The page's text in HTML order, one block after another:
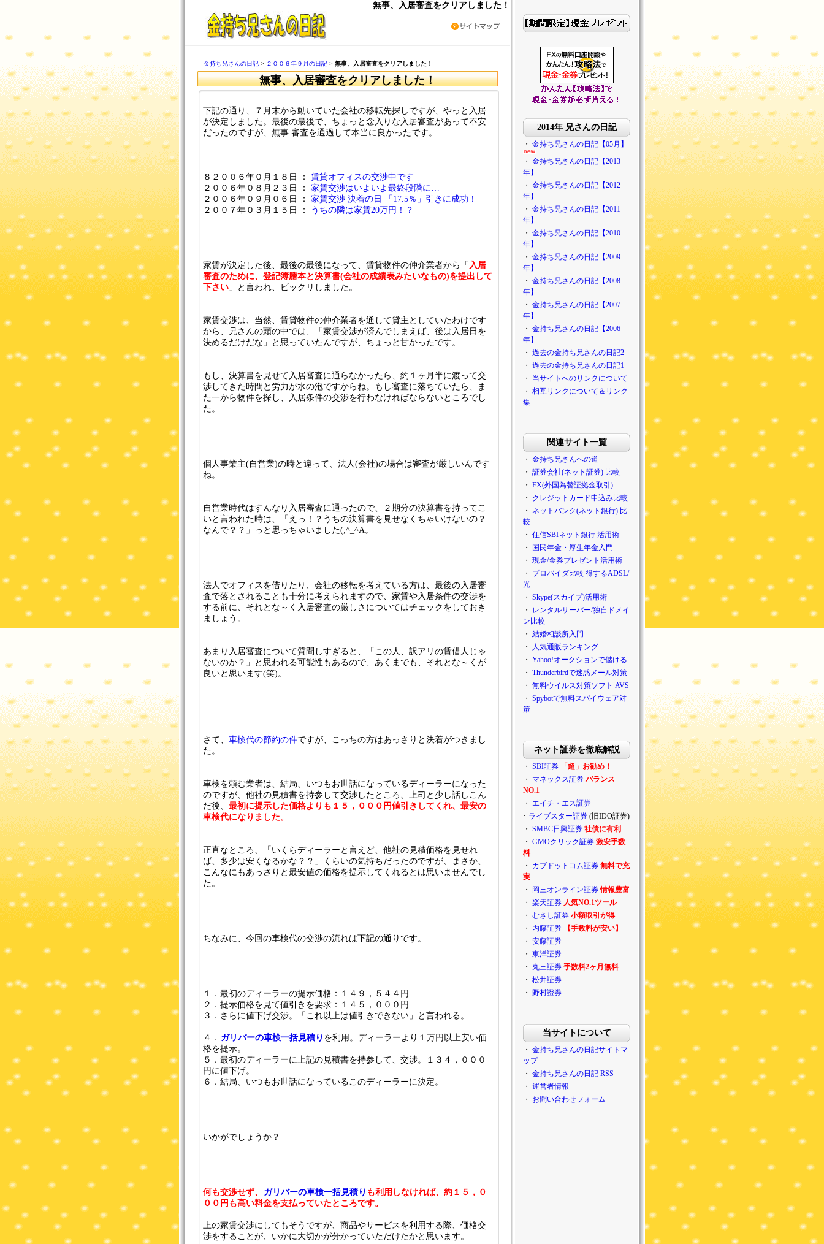
無事、入居審査をクリアしました！
金持ち兄さんの日記 > ２００６年９月の日記 > 無事、入居審査をクリアしました！
無事、入居審査をクリアしました！
下記の通り、７月末から動いていた会社の移転先探しですが、やっと入居
が決定しました。最後の最後で、ちょっと念入りな入居審査があって不安
だったのですが、無事 審査を通過して本当に良かったです。
８２００６年０月１８日 ： 賃貸オフィスの交渉中です
２００６年０８月２３日 ： 家賃交渉はいよいよ最終段階に…
２００６年０９月０６日 ： 家賃交渉 決着の日 「17.5％」引きに成功！
２００７年０３月１５日 ：
うちの隣は家賃20万円！？
家賃が決定した後、最後の最後になって、賃貸物件の仲介業者から「 入居
審査のために、登記簿謄本と決算書(会社の成績表みたいなもの)を提出して
下さい」と言われ、ビックリしました。
家賃交渉は、当然、賃貸物件の仲介業者を通して貸主としていたわけです
から、兄さんの頭の中では、「家賃交渉が済んでしまえば、後は入居日を
決めるだけだな」と思っていたんですが、ちょっと甘かったです。
もし、決算書を見せて入居審査に通らなかったら、約１ヶ月半に渡って交
渉してきた時間と労力が水の泡ですからね。もし審査に落ちていたら、ま
た一から物件を探し、入居条件の交渉を行わなければならないところでし
た。
個人事業主(自営業)の時と違って、法人(会社)の場合は審査が厳しいんです
ね。
自営業時代はすんなり入居審査に通ったので、２期分の決算書を持ってこ
いと言われた時は、「えっ！？うちの決算書を見せなくちゃいけないの？
なんで？？」っと思っちゃいました(;^_^A。
法人でオフィスを借りたり、会社の移転を考えている方は、最後の入居審
査で落とされることも十分に考えられますので、家賃や入居条件の交渉を
する前に、それとな～く入居審査の厳しさについてはチェックをしておき
ましょう。
あまり入居審査について質問しすぎると、「この人、訳アリの賃借人じゃ
ないのか？」と思われる可能性もあるので、あくまでも、それとな～くが
良いと思います(笑)。
さて、 車検代の節約の件ですが、こっちの方はあっさりと決着がつきまし
た。
車検を頼む業者は、結局、いつもお世話になっているディーラーになった
のですが、他社の見積書を持参して交渉したところ、上司と少し話しこん
だ後、 最初に提示した価格よりも１５，０００円値引きしてくれ、最安の
車検代になりました。
正直なところ、「いくらディーラーと言えど、他社の見積価格を見せれ
ば、多少は安くなるかな？？」くらいの気持ちだったのですが、まさか、
こんなにもあっさりと最安値の価格を提示してくれるとは思いませんでし
た。
ちなみに、今回の車検代の交渉の流れは下記の通りです。
１．最初のディーラーの提示価格：１４９，５４４円
２．提示価格を見て値引きを要求：１４５，０００円
３．さらに値下げ交渉。「これ以上は値引きできない」と言われる。
４． ガリバーの車検一括見積り を利用。ディーラーより１万円以上安い価
格を提示。
５．最初のディーラーに上記の見積書を持参して、交渉。１３４，０００
円に値下げ。
６．結局、いつもお世話になっているこのディーラーに決定。
いかがでしょうか？
何も交渉せず、 ガリバーの車検一括見積り も利用しなければ、約１５，０
００円も高い料金を支払っていたところです。
上の家賃交渉にしてもそうですが、商品やサービスを利用する際、価格交
渉をすることが、いかに大切かが分かっていただけたかと思います。
2014年 兄さんの日記
・ 金持ち兄さんの日記【05月】
・ 金持ち兄さんの日記【2013
年】
・ 金持ち兄さんの日記【2012
年】
・ 金持ち兄さんの日記【2011
年】
・ 金持ち兄さんの日記【2010
年】
・ 金持ち兄さんの日記【2009
年】
・ 金持ち兄さんの日記【2008
年】
・ 金持ち兄さんの日記【2007
年】
・ 金持ち兄さんの日記【2006
年】
・ 過去の金持ち兄さんの日記2
・ 過去の金持ち兄さんの日記1
・ 当サイトへのリンクについて
・ 相互リンクについて＆リンク
集
関連サイト一覧
・ 金持ち兄さんへの道
・ 証券会社(ネット証券) 比較
・ FX(外国為替証拠金取引)
・ クレジットカード申込み比較
・ ネットバンク(ネット銀行) 比
較
・ 住信SBIネット銀行 活用術
・
国民年金・厚生年金入門
・ 現金/金券プレゼント活用術
・ プロバイダ比較 得するADSL/
光
・ Skype(スカイプ)活用術
・ レンタルサーバー/独自ドメイ
ン比較
・ 結婚相談所入門
・
人気通販ランキング
・ Yahoo!オークションで儲ける
・ Thunderbirdで迷惑メール対策
・ 無料ウイルス対策ソフト AVS
・ Spybotで無料スパイウェア対
策
ネット証券を徹底解説
・ SBI証券
「超」お勧め！
・ マネックス証券 バランス
NO.1
・ エイチ・エス証券
･ ライブスター証券 (旧IDO証券)
・ SMBC日興証券 社債に有利
・ GMOクリック証券 激安手数
料
・ カブドットコム証券 無料で充
実
・
岡三オンライン証券 情報豊富
・ 楽天証券 人気NO.1ツール
・ むさし証券 小額取引が得
・ 内藤証券
【手数料が安い】
・ 安藤証券
・ 東洋証券
・ 丸三証券 手数料2ヶ月無料
・ 松井証券
・ 野村證券
当サイトについて
・ 金持ち兄さんの日記サイトマ
ップ
・ 金持ち兄さんの日記 RSS
・ 運営者情報
・ お問い合わせフォーム